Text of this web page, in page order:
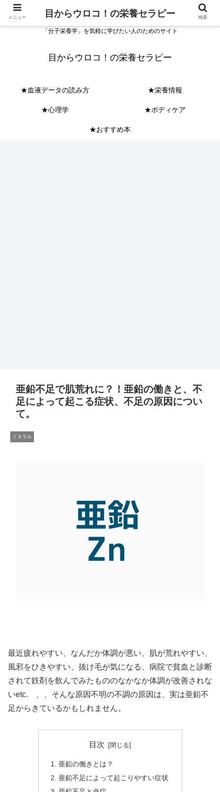
「分子栄養学」を気軽に学びたい人のためのサイト
目からウロコ！の栄養セラピー
★血液データの読み方 ★栄養情報
★心理学 ★ボディケア
★おすすめ本
亜鉛不足で肌荒れに？！亜鉛の働きと、不
足によって起こる症状、不足の原因につい
て。
ミネラル
最近疲れやすい、なんだか体調が悪い、肌が荒れやすい、
風邪をひきやすい、抜け毛が気になる、病院で貧血と診断
されて鉄剤を飲んでみたもののなかなか体調が改善されな
いetc. 、、そんな原因不明の不調の原因は、実は亜鉛不
足からきているかもしれません。
目次
亜鉛の働きとは？
亜鉛不足によって起こりやすい症状
メニュー 目からウロコ！の栄養セラピー 検索